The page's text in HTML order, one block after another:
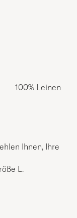
100% Leinen
Ihnen, Ihre
L.